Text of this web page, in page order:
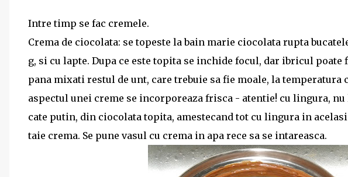
Intre timp se fac cremele.
Crema de ciocolata: se topeste la bain marie ciocolata rupta
g, si cu lapte. Dupa ce este topita se inchide focul, dar ibricul
pana mixati restul de unt, care trebuie sa fie moale, la temperatura
aspectul unei creme se incorporeaza frisca - atentie! cu lingura,
cate putin, din ciocolata topita, amestecand tot cu lingura in acelasi
taie crema. Se pune vasul cu crema in apa rece sa se intareasca.